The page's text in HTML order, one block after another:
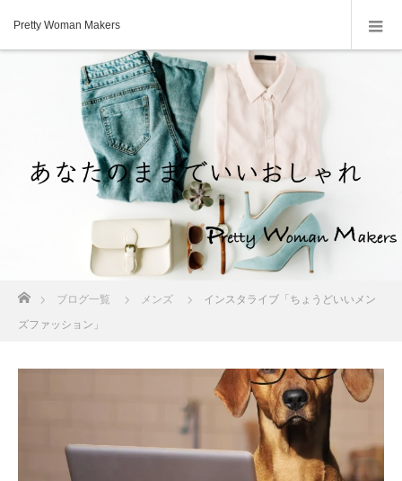
Pretty Woman Makers
ブログ一覧 メンズ
インスタライブ「ちょうどいいメン
ズファッション」